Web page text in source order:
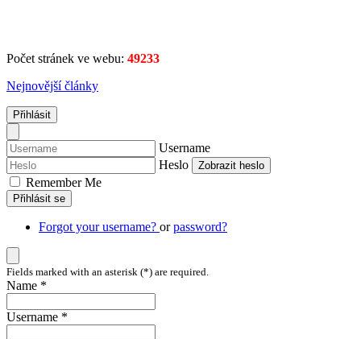
Počet stránek ve webu: 49233
Nejnovější články
Přihlásit
Username
Heslo
Zobrazit heslo
Remember Me
Přihlásit se
Forgot your username? orpassword?
Fields marked with an asterisk (*) are required.
Name *
Username *